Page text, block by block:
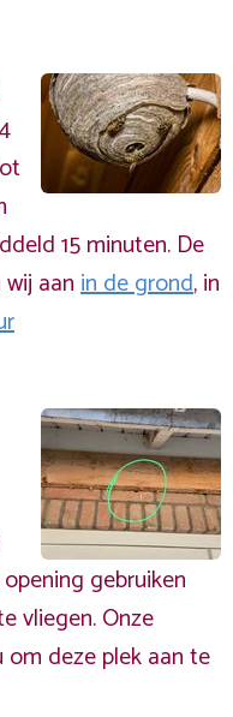
15 minuten. De
aanin de grond, in
gebruiken
vliegen. Onze
deze plek aan te